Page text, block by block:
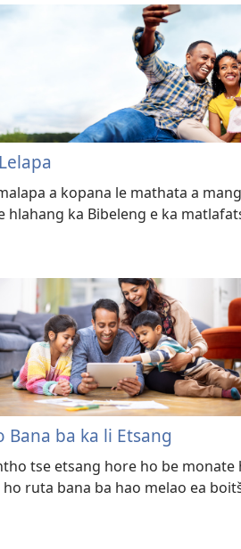
a kopana le mathata a
hlahang ka Bibeleng e ka
Bana ba ka li Etsang
tse etsang hore ho be
ruta bana ba hao melao ea